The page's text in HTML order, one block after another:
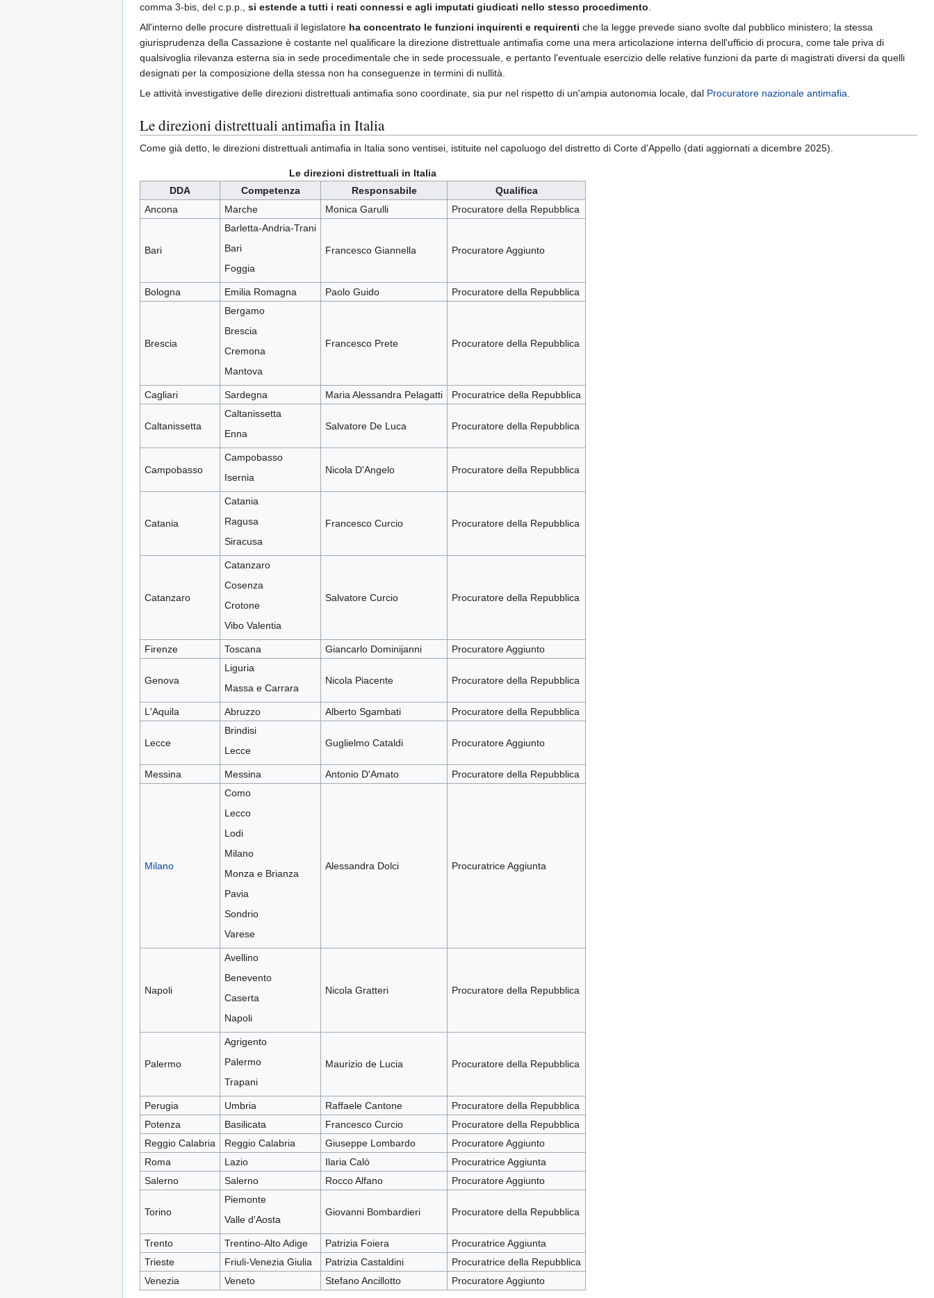
comma 3-bis, del c.p.p., si estende a tutti i reati connessi e agli imputati giudicati nello stesso procedimento
All'interno delle procure distrettuali il legislatore ha concentrato le funzioni inquirenti e requirenti che la legge prevede siano svolte dal pubblico ministero; la stessa
giurisprudenza della Cassazione è costante nel qualificare la direzione distrettuale antimafia come una mera articolazione interna dell'ufficio di procura, come tale priva di
qualsivoglia rilevanza esterna sia in sede procedimentale che in sede processuale, e pertanto l'eventuale esercizio delle relative funzioni da parte di magistrati diversi da quelli
designati per la composizione della stessa non ha conseguenze in termini di nullità.
Le attività investigative delle direzioni distrettuali antimafia sono coordinate, sia pur nel rispetto di un'ampia autonomia locale, dal Procuratore nazionale antimafia
Le direzioni distrettuali antimafia in Italia
Come già detto, le direzioni distrettuali antimafia in Italia sono ventisei, istituite nel capoluogo del distretto di Corte d'Appello (dati aggiornati a dicembre 2025).
Le direzioni distrettuali in Italia
DDA
Competenza Responsabile
Qualifica
Ancona
Marche Monica Garulli Procuratore della Repubblica
Bari
Barletta-Andria-Trani
Bari
Foggia
Francesco Giannella Procuratore Aggiunto
Bologna Emilia Romagna Paolo Guido Procuratore della Repubblica
Brescia
Bergamo
Brescia
Cremona
Mantova
Francesco Prete Procuratore della Repubblica
Cagliari Sardegna Maria Alessandra Pelagatti Procuratrice della Repubblica
Caltanissetta
Caltanissetta
Enna
Salvatore De Luca Procuratore della Repubblica
Campobasso
Campobasso
Isernia
Nicola D'Angelo Procuratore della Repubblica
Catania
Catania
Ragusa
Siracusa
Francesco Curcio Procuratore della Repubblica
Catanzaro
Catanzaro
Cosenza
Crotone
Vibo Valentia
Salvatore Curcio Procuratore della Repubblica
Firenze Toscana Giancarlo Dominijanni Procuratore Aggiunto
Genova
Liguria
Massa e Carrara
Nicola Piacente Procuratore della Repubblica
L'Aquila Abruzzo Alberto Sgambati Procuratore della Repubblica
Lecce
Brindisi
Lecce
Guglielmo Cataldi Procuratore Aggiunto
Messina Messina Antonio D'Amato Procuratore della Repubblica
Milano
Como
Lecco
Lodi
Milano
Monza e Brianza
Pavia
Sondrio
Varese
Alessandra Dolci Procuratrice Aggiunta
Napoli
Avellino
Benevento
Caserta
Napoli
Nicola Gratteri Procuratore della Repubblica
Palermo
Agrigento
Palermo
Trapani
Maurizio de Lucia Procuratore della Repubblica
Perugia Umbria Raffaele Cantone
Procuratore della Repubblica
Potenza
Basilicata Francesco Curcio
Procuratore della Repubblica
Reggio Calabria
Reggio Calabria Giuseppe Lombardo
Procuratore Aggiunto
Roma
Lazio Ilaria Calò
Procuratrice Aggiunta
Salerno
Salerno Rocco Alfano Procuratore Aggiunto
Torino
Piemonte
Valle d'Aosta
Giovanni Bombardieri Procuratore della Repubblica
Trento Trentino-Alto Adige Patrizia Foiera
Procuratrice Aggiunta
Trieste
Friuli-Venezia Giulia Patrizia Castaldini
Procuratrice della Repubblica
Venezia
Veneto Stefano Ancillotto Procuratore Aggiunto